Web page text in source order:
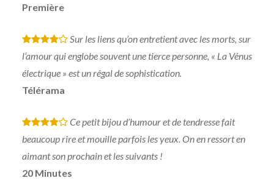
Première
* * * *
Sur les liens qu’on entretient avec les morts, sur
l’amour qui englobe souvent une tierce personne, « La Vénus
électrique » est un régal de sophistication.
Télérama
* * * *
Ce petit bijou d’humour et de tendresse fait
beaucoup rire et mouille parfois les yeux. On en ressort en
aimant son prochain et les suivants !
20 Minutes